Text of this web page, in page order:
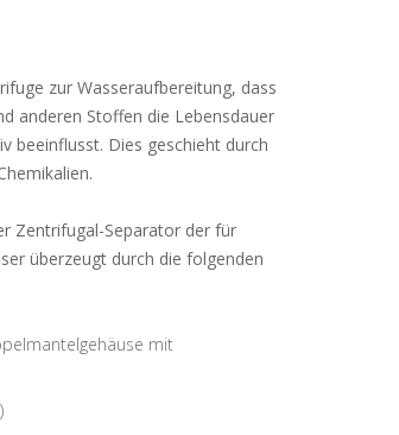
zur Wasseraufbereitung, dass
anderen Stoffen die Lebensdauer
beeinflusst. Dies geschieht durch
Zentrifugal-Separator der für
überzeugt durch die folgenden
mit